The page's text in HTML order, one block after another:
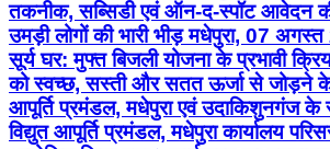
विद्युत आपूर्ति प्रमंडल, मधेपुरा कार्यालय
आयोजित किया गया। कार्यक्रम का
श्री अनिल बसाक ने फीता काटकर एवं दीप
इसके उपरांत उन्होंने विभिन्न कंपनियों, बैंकों एवं
निरीक्षण कर संबंधित अधिकारियों को आवश्यक
मेले में शहरी एवं ग्रामीण क्षेत्रों से बड़ी संख्या